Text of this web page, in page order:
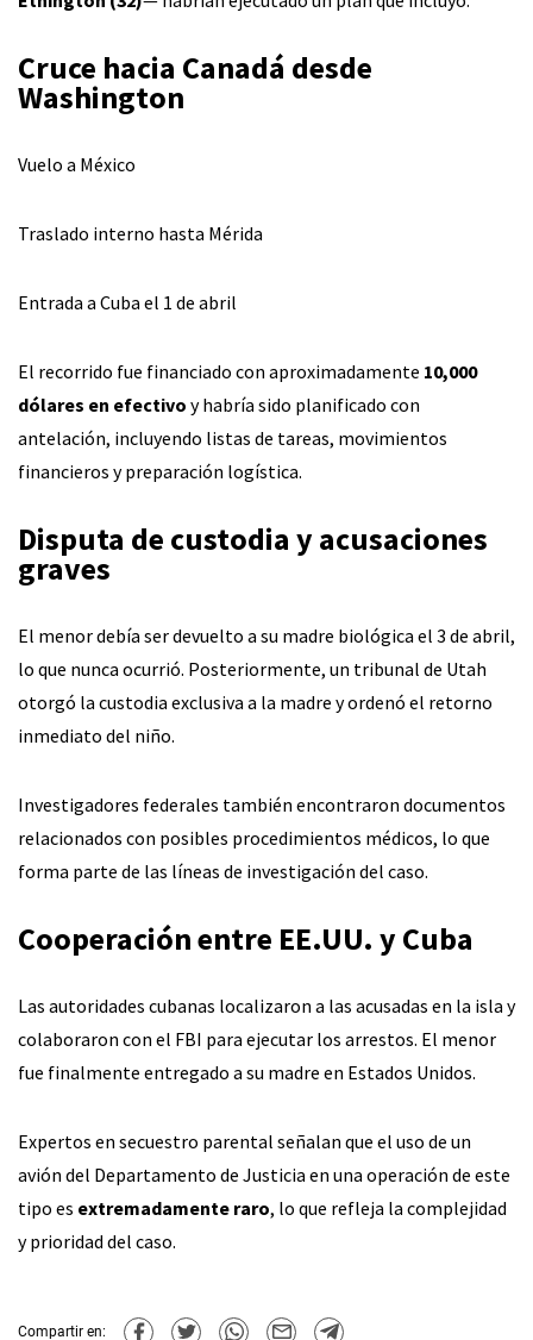
Cruce hacia Canadá desde
Washington
Vuelo a México
Traslado interno hasta Mérida
Entrada a Cuba el 1 de abril
El recorrido fue financiado con aproximadamente 10,000
dólares en efectivo y habría sido planificado con
antelación, incluyendo listas de tareas, movimientos
financieros y preparación logística.
Disputa de custodia y acusaciones
graves
El menor debía ser devuelto a su madre biológica el 3 de abril,
lo que nunca ocurrió. Posteriormente, un tribunal de Utah
otorgó la custodia exclusiva a la madre y ordenó el retorno
inmediato del niño.
Investigadores federales también encontraron documentos
relacionados con posibles procedimientos médicos, lo que
forma parte de las líneas de investigación del caso.
Cooperación entre EE.UU. y Cuba
Las autoridades cubanas localizaron a las acusadas en la isla y
colaboraron con el FBI para ejecutar los arrestos. El menor
fue finalmente entregado a su madre en Estados Unidos.
Expertos en secuestro parental señalan que el uso de un
avión del Departamento de Justicia en una operación de este
tipo es extremadamente raro, lo que refleja la complejidad
y prioridad del caso.
Compartir en: